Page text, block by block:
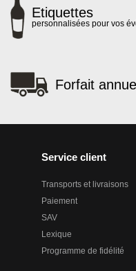
Etiquettes
personnalisées pour vos
Forfait
Service client
Transports et livraisons
Paiement
SAV
Lexique
Programme de fidélité